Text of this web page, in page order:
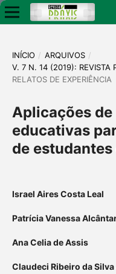
INÍCIO / ARQUIVOS /
V. 7 N. 14 (2019): REVISTA
RELATOS DE EXPERIÊNCIA
Aplicações
educativas
de
Israel Aires Costa Leal
Patrícia Vanessa
Ana Celia de Assis
Claudeci Ribeiro da